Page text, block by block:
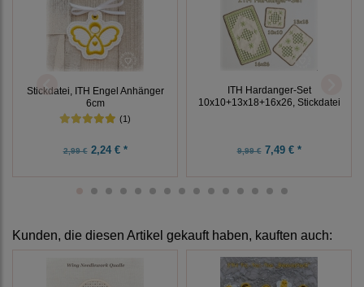
Stickdatei, ITH Engel Anhänger
6cm
(1)
2,99 €2,24 € *
ITH Hardanger-Set
10x10+13x18+16x26, Stickdatei
9,99 €7,49 € *
Kunden, die diesen Artikel gekauft haben, kauften auch: